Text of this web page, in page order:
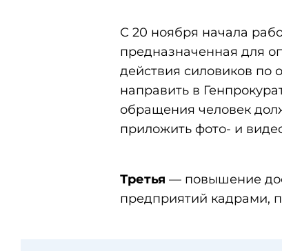
С 20 ноября начала
предназначенная для
действия силовиков
направить в
обращения человек
приложить фото- и
Третья — повышение
предприятий кадрами,